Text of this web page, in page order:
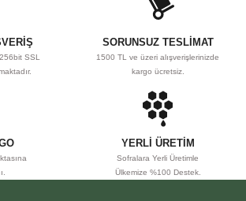
SSL
SORUNSUZ TESLİMAT
1500 TL ve üzeri alışverişlerinizde
kargo ücretsiz.
YERLİ ÜRETİM
Sofralara Yerli Üretimle
Ülkemize %100 Destek.